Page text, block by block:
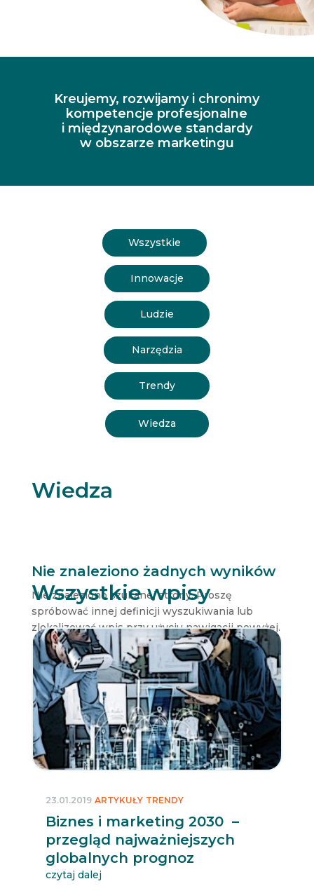
Kreujemy, rozwijamy i chronimy
kompetencje profesjonalne
i międzynarodowe standardy
w obszarze marketingu
Wszystkie
Innowacje
Ludzie
Narzędzia
Trendy
Wiedza
Wiedza
Nie znaleziono żadnych wyników
Nie znaleziono szukanej strony. Proszę
spróbować innej definicji wyszukiwania lub
zlokalizować wpis przy użyciu nawigacji powyżej.
Wszystkie wpisy
Biznes i marketing 2030 –
przegląd najważniejszych
globalnych prognoz
23.01.2019 ARTYKUŁY TRENDY
czytaj dalej